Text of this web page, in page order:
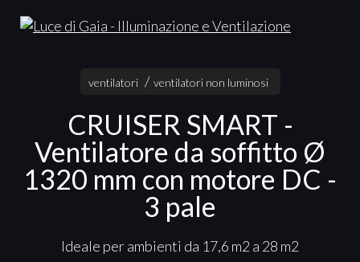
ventilatori ventilatori non luminosi
CRUISER SMART -
Ventilatore da soffitto Ø
1320 mm con motore DC -
3 pale
Ideale per ambienti da 17,6 m2 a 28 m2